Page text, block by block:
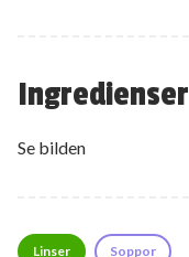
Ingredienser
Se bilden
Linser Soppor